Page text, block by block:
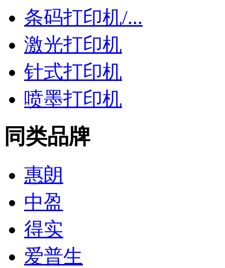
条码打印机/...
激光打印机
针式打印机
喷墨打印机
同类品牌
惠朗
中盈
得实
爱普生